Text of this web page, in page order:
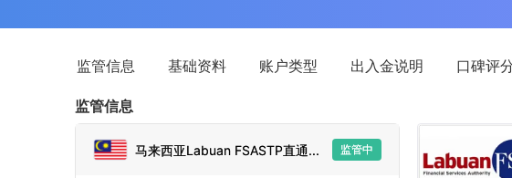
监管信息 基础资料 账户类型 出入金说明 口碑评
监管信息
马来西亚Labuan FSASTP直通... 监管中